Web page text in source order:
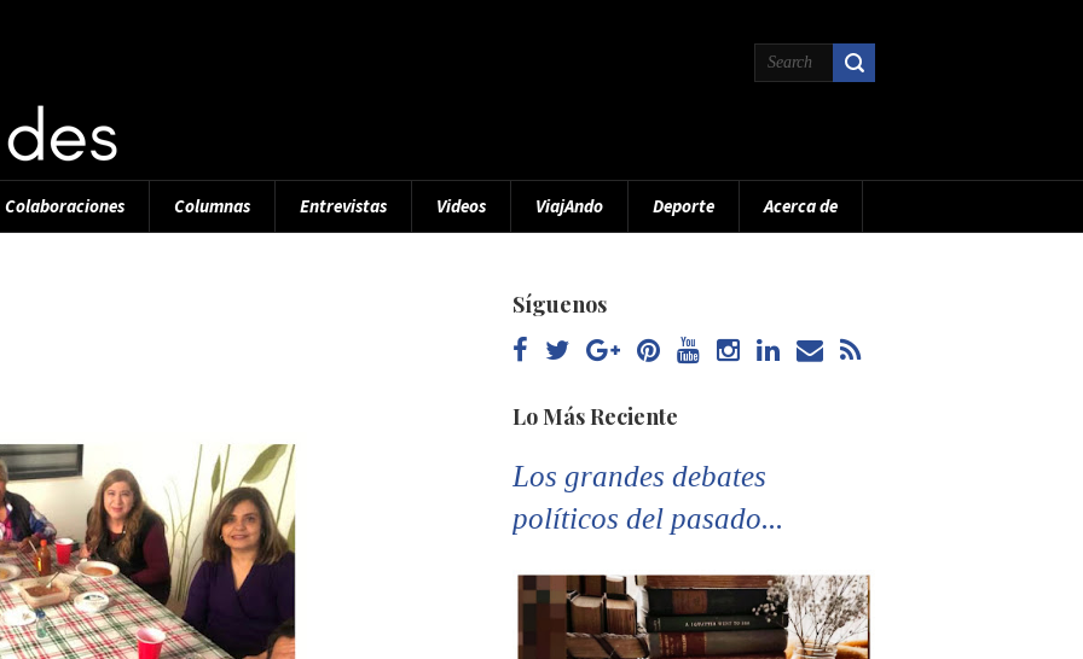
Colaboraciones Columnas Entrevistas Videos ViajAndo Deporte Acerca de
Síguenos
Lo Más Reciente
Los grandes debates
políticos del pasado...